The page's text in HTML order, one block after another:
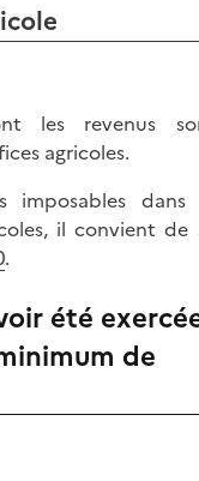
les revenus
agricoles.
imposables dans
il convient de
.
été
de